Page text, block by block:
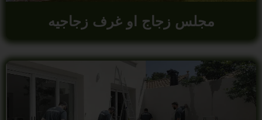
مجلس زجاج او غرف زجاجيه